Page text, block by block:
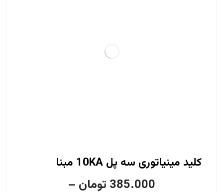
کلید مینیاتوری سه پل 10KA مبنا
385.000 تومان –